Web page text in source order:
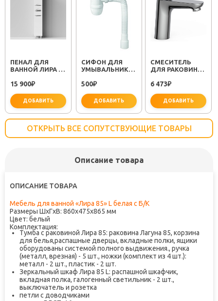
ПЕНАЛ ДЛЯ
ВАННОЙ ЛИРА 30
15 900₽
ДОБАВИТЬ
важно для установки
СИФОН ДЛЯ
УМЫВАЛЬНИКА
(30718050)
500₽
ДОБАВИТЬ
СМЕСИТЕЛЬ
ДЛЯ РАКОВИНЫ
TOK-SEM-1011
6 473₽
ДОБАВИТЬ
ОТКРЫТЬ ВСЕ СОПУТСТВУЮЩИЕ ТОВАРЫ
Описание товара
ОПИСАНИЕ ТОВАРА
Мебель для ванной «Лира 85» L белая с Б/К
Размеры ШxГxВ: 860х475х865 мм
Цвет: белый
Комплектация:
Тумба с раковиной Лира 85: раковина Лагуна 85, корзина
для белья,распашные дверцы, вкладные полки, ящики
оборудованы системой полного выдвижения., ручка
(металл, врезная) - 5 шт., ножки (комплект из 4 шт.):
металл - 2 шт., пластик - 2 шт.
Зеркальный шкаф Лира 85 L: распашной шкафчик,
вкладная полка, галогенный светильник - 2 шт.,
выключатель и розетка
петли с доводчиками